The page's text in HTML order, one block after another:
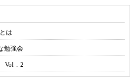
は
勉強会
Vol．2